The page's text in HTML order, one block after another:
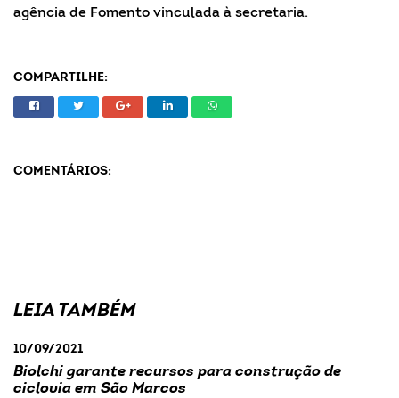
agência de Fomento vinculada à secretaria.
COMPARTILHE:
COMENTÁRIOS:
LEIA TAMBÉM
10/09/2021
Biolchi garante recursos para construção de
ciclovia em São Marcos